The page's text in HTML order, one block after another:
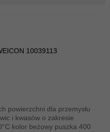
powierzchni dla przemysłu
i kwasów o zakresie
kolor beżowy puszka 400